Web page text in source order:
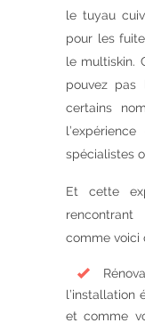
le tuyau
pour les
le multiskin.
pouvez pas
certains
spécialistes
Et cette
comme voici
l’installation
et comme